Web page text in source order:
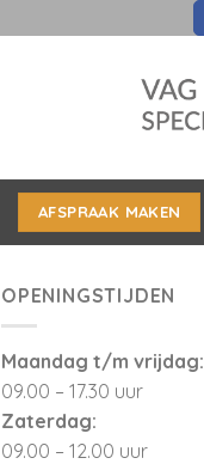
AFSPRAAK MAKEN
OPENINGSTIJDEN
Maandag t/m vrijdag:
09.00 – 17.30 uur
Zaterdag:
09.00 – 12.00 uur